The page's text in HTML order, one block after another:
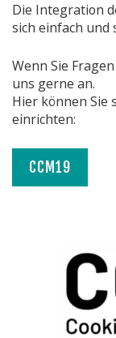
Die Integration
sich einfach und
Wenn Sie
uns gerne an.
Hier können Sie
einrichten:
CCM19